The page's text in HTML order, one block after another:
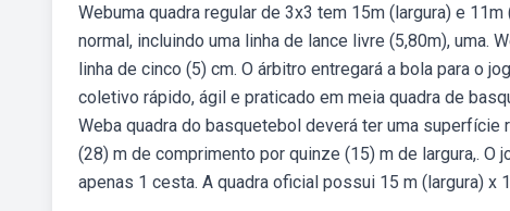
Webuma quadra regular de 3x3 tem 15m (largura) e
normal, incluindo uma linha de lance livre (5,80m), uma.
linha de cinco (5) cm. O árbitro entregará a bola para o
coletivo rápido, ágil e praticado em meia quadra de
Weba quadra do basquetebol deverá ter uma
(28) m de comprimento por quinze (15) m de largura,.
apenas 1 cesta. A quadra oficial possui 15 m (largura) x